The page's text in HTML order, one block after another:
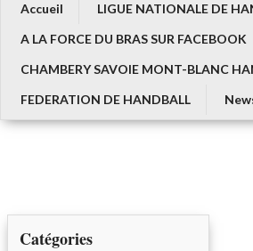
Accueil
LIGUE NATIONALE DE
A LA FORCE DU BRAS SUR FACEBOOK
CHAMBERY SAVOIE MONT-BLANC
FEDERATION DE HANDBALL
Catégories